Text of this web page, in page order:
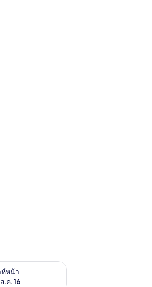
หน้า
.ค. 16
ว่างในสุดสัปดาห์หน้า ส.ค. 14 - ส.ค. 16